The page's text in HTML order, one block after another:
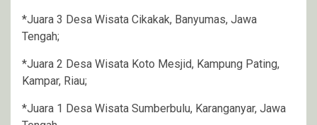
*Juara 3 Desa Wisata Cikakak, Banyumas, Jawa
Tengah;
*Juara 2 Desa Wisata Koto Mesjid, Kampung Pating,
Kampar, Riau;
*Juara 1 Desa Wisata Sumberbulu, Karanganyar, Jawa